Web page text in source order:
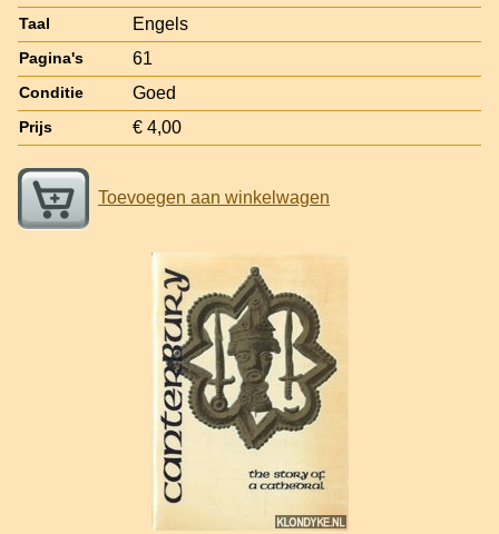
Taal Engels
Pagina's 61
Conditie Goed
Prijs € 4,00
Toevoegen aan winkelwagen